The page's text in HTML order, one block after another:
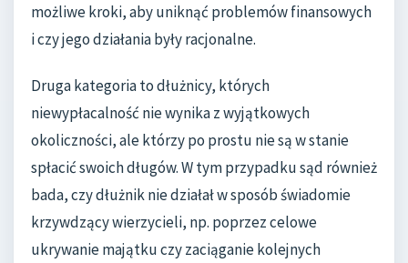
możliwe kroki, aby uniknąć problemów finansowych
i czy jego działania były racjonalne.
Druga kategoria to dłużnicy, których
niewypłacalność nie wynika z wyjątkowych
okoliczności, ale którzy po prostu nie są w stanie
spłacić swoich długów. W tym przypadku sąd również
bada, czy dłużnik nie działał w sposób świadomie
krzywdzący wierzycieli, np. poprzez celowe
ukrywanie majątku czy zaciąganie kolejnych